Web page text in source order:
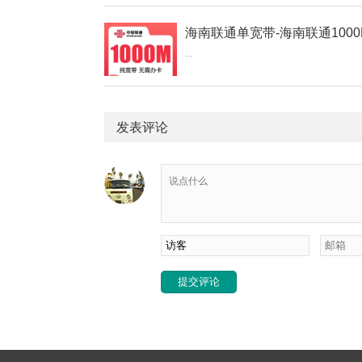
...
发表评论
提交评论